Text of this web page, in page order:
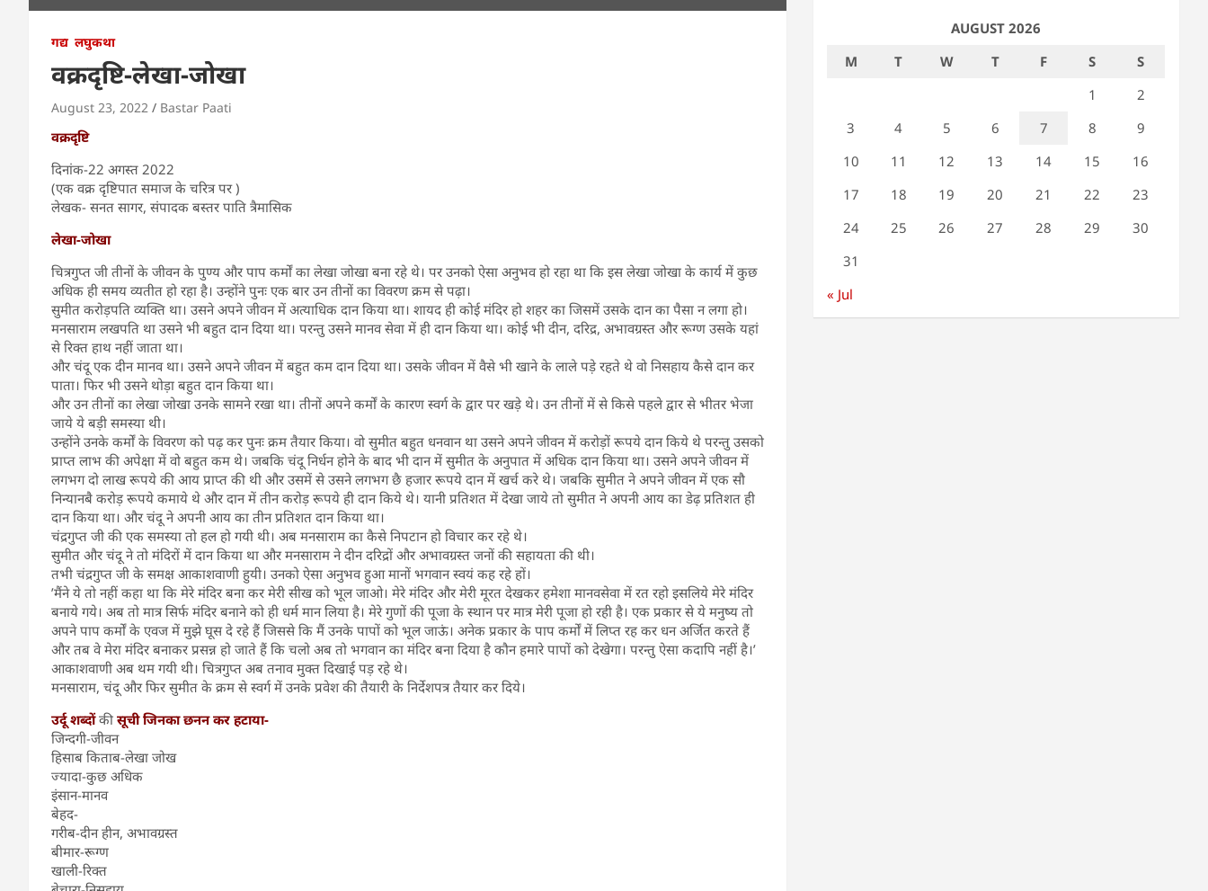
गद्य लघुकथा
वक्रदृष्टि-लेखा-जोखा
August 23, 2022 Bastar Paati
वक्रदृष्टि
दिनांक-22 अगस्त 2022
(एक वक्र दृष्टिपात समाज के चरित्र पर )
लेखक- सनत सागर, संपादक बस्तर पाति त्रैमासिक
लेखा-जोखा
चित्रगुप्त जी तीनों के जीवन के पुण्य और पाप कर्मों का लेखा जोखा बना रहे थे। पर उनको ऐसा अनुभव हो रहा था कि इस लेखा जोखा के कार्य में कुछ
अधिक ही समय व्यतीत हो रहा है। उन्होंने पुनः एक बार उन तीनों का विवरण क्रम से पढ़ा।
सुमीत करोड़पति व्यक्ति था। उसने अपने जीवन में अत्याधिक दान किया था। शायद ही कोई मंदिर हो शहर का जिसमें उसके दान का पैसा न लगा हो।
मनसाराम लखपति था उसने भी बहुत दान दिया था। परन्तु उसने मानव सेवा में ही दान किया था। कोई भी दीन, दरिद्र, अभावग्रस्त और रूग्ण उसके यहां
से रिक्त हाथ नहीं जाता था।
और चंदू एक दीन मानव था। उसने अपने जीवन में बहुत कम दान दिया था। उसके जीवन में वैसे भी खाने के लाले पडे़ रहते थे वो निसहाय कैसे दान कर
पाता। फिर भी उसने थोड़ा बहुत दान किया था।
और उन तीनों का लेखा जोखा उनके सामने रखा था। तीनों अपने कर्मों के कारण स्वर्ग के द्वार पर खड़े थे। उन तीनों में से किसे पहले द्वार से भीतर भेजा
जाये ये बड़ी समस्या थी।
उन्होंने उनके कर्मों के विवरण को पढ़ कर पुनः क्रम तैयार किया। वो सुमीत बहुत धनवान था उसने अपने जीवन में करोड़ों रूपये दान किये थे परन्तु उसको
प्राप्त लाभ की अपेक्षा में वो बहुत कम थे। जबकि चंदू निर्धन होने के बाद भी दान में सुमीत के अनुपात में अधिक दान किया था। उसने अपने जीवन में
लगभग दो लाख रूपये की आय प्राप्त की थी और उसमें से उसने लगभग छै हजार रूपये दान में खर्च करे थे। जबकि सुमीत ने अपने जीवन में एक सौ
निन्यानबै करोड़ रूपये कमाये थे और दान में तीन करोड़ रूपये ही दान किये थे। यानी प्रतिशत में देखा जाये तो सुमीत ने अपनी आय का डेढ़ प्रतिशत ही
दान किया था। और चंदू ने अपनी आय का तीन प्रतिशत दान किया था।
चंद्रगुप्त जी की एक समस्या तो हल हो गयी थी। अब मनसाराम का कैसे निपटान हो विचार कर रहे थे।
सुमीत और चंदू ने तो मंदिरों में दान किया था और मनसाराम ने दीन दरिद्रों और अभावग्रस्त जनों की सहायता की थी।
तभी चंद्रगुप्त जी के समक्ष आकाशवाणी हुयी। उनको ऐसा अनुभव हुआ मानों भगवान स्वयं कह रहे हों।
’मैंने ये तो नहीं कहा था कि मेरे मंदिर बना कर मेरी सीख को भूल जाओ। मेरे मंदिर और मेरी मूरत देखकर हमेशा मानवसेवा में रत रहो इसलिये मेरे मंदिर
बनाये गये। अब तो मात्र सिर्फ मंदिर बनाने को ही धर्म मान लिया है। मेरे गुणों की पूजा के स्थान पर मात्र मेरी पूजा हो रही है। एक प्रकार से ये मनुष्य तो
अपने पाप कर्मों के एवज में मुझे घूस दे रहे हैं जिससे कि मैं उनके पापों को भूल जाऊं। अनेक प्रकार के पाप कर्मों में लिप्त रह कर धन अर्जित करते हैं
और तब वे मेरा मंदिर बनाकर प्रसन्न हो जाते हैं कि चलो अब तो भगवान का मंदिर बना दिया है कौन हमारे पापों को देखेगा। परन्तु ऐसा कदापि नहीं है।’
आकाशवाणी अब थम गयी थी। चित्रगुप्त अब तनाव मुक्त दिखाई पड़ रहे थे।
मनसाराम, चंदू और फिर सुमीत के क्रम से स्वर्ग में उनके प्रवेश की तैयारी के निर्देशपत्र तैयार कर दिये।
उर्दू शब्दोंकी सूची जिनका छनन कर हटाया-
जिन्दगी-जीवन
हिसाब किताब-लेखा जोख
ज्यादा-कुछ अधिक
इंसान-मानव
बेहद-
गरीब-दीन हीन, अभावग्रस्त
बीमार-रूग्ण
खाली-रिक्त
AUGUST 2026
M
T W T F S
S
1
2
3
4 5 6 7 8
9
10
11 12 13 14 15
16
17
18 19 20 21 22
23
24
25 26 27 28 29
30
31
« Jul